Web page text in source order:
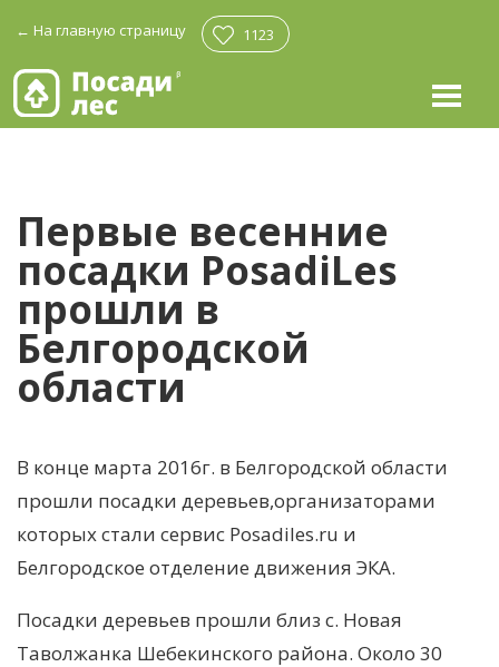
← На главную страницу 1123
Первые весенние
посадки PosadiLes
прошли в
Белгородской
области
В конце марта 2016г. в Белгородской области
прошли посадки деревьев,организаторами
которых стали сервис Posadiles.ru и
Белгородское отделение движения ЭКА.
Посадки деревьев прошли близ с. Новая
Таволжанка Шебекинского района. Около 30